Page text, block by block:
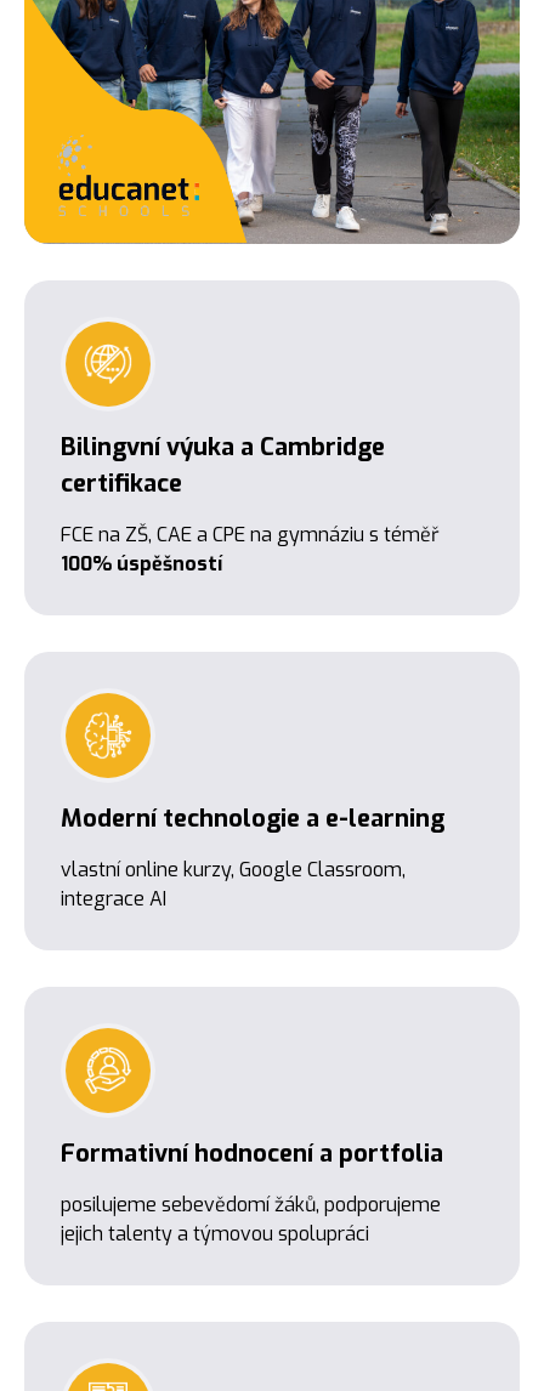
Bilingvní výuka a Cambridge
certifikace
FCE na ZŠ, CAE a CPE na gymnáziu s téměř
100% úspěšností
Moderní technologie a e-learning
vlastní online kurzy, Google Classroom,
integrace AI
Formativní hodnocení a portfolia
posilujeme sebevědomí žáků, podporujeme
jejich talenty a týmovou spolupráci